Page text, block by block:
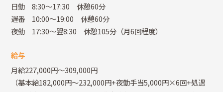
日勤 8:30～17:30 休憩60分
遅番 10:00～19:00 休憩60分
夜勤 17:30～翌8:30 休憩105分（月6回程度）
給与
月給227,000円～309,000円
（基本給182,000円～232,000円+夜勤手当5,000円×6回+処遇